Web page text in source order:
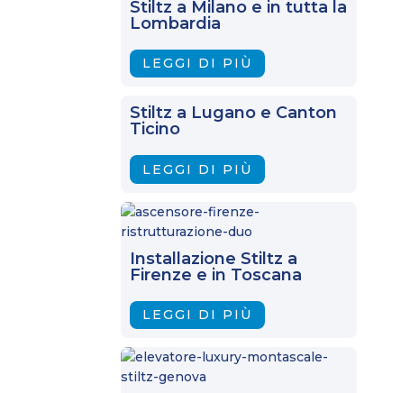
Stiltz a Milano e in tutta la
Lombardia
LEGGI DI PIÙ
Stiltz a Lugano e Canton
Ticino
LEGGI DI PIÙ
Installazione Stiltz a
Firenze e in Toscana
LEGGI DI PIÙ